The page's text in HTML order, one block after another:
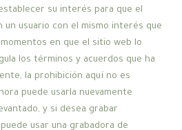
su interés para que el
un usuario con el mismo interés que
en que el sitio web lo
los términos y acuerdos que ha
la prohibición aquí no es
puede usarla nuevamente
y si desea grabar
usar una grabadora de